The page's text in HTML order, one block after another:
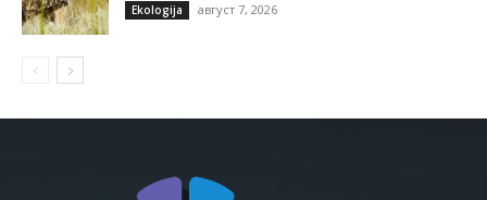
Ekologija август 7, 2026